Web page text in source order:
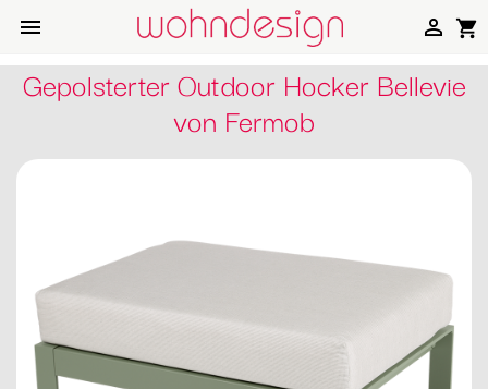
 shopping_cart

Gepolsterter Outdoor Hocker Bellevie
von Fermob